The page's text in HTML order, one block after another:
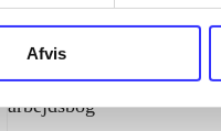
Afvis